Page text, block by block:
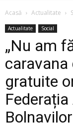
Acasă Actualitate
Actualitate Social
„Nu am
gratuite